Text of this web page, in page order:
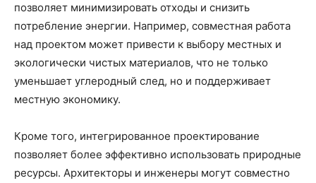
позволяет минимизировать отходы и снизить
потребление энергии. Например, совместная работа
над проектом может привести к выбору местных и
экологически чистых материалов, что не только
уменьшает углеродный след, но и поддерживает
местную экономику.
Кроме того, интегрированное проектирование
позволяет более эффективно использовать природные
ресурсы. Архитекторы и инженеры могут совместно